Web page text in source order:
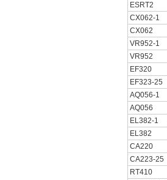
ESRT2
CX062-1
CX062
VR952-1
VR952
EF320
EF323-25
AQ056-1
AQ056
EL382-1
EL382
CA220
CA223-25
RT410